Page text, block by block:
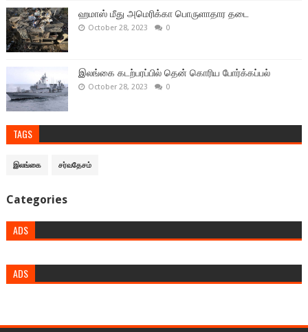
ஹமாஸ் மீது அமெரிக்கா பொருளாதார தடை
October 28, 2023 0
இலங்கை கடற்பரப்பில் தென் கொரிய போர்க்கப்பல்
October 28, 2023 0
TAGS
இலங்கை சர்வதேசம்
Categories
ADS
ADS